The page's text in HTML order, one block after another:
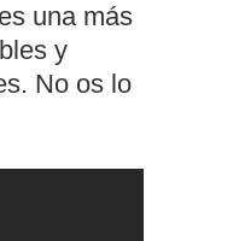
una más
y
No os lo